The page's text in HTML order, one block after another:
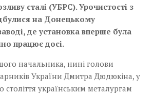
сталі (УБРС). Урочистості з
на Донецькому
де установка вперше була
працює досі.
начальника, нині голови
України Дмитра Дюдюкіна, у
українським металургам